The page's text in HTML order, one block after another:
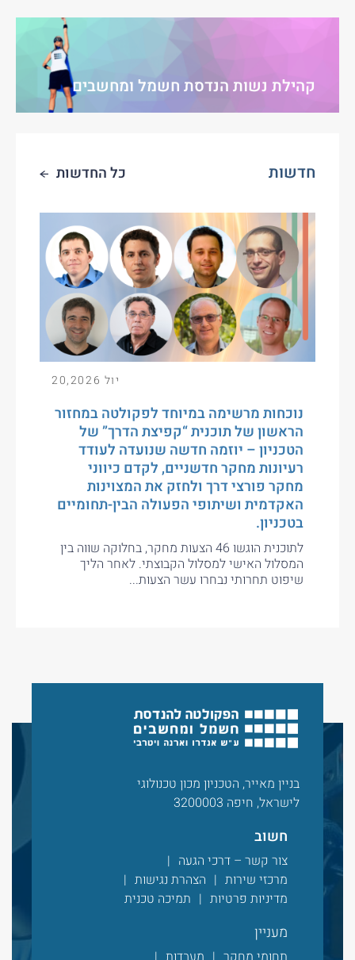
קהילת נשות הנדסת חשמל ומחשבים
חדשות כל החדשות
יול 20,2026
נוכחות מרשימה במיוחד לפקולטה במחזור
הראשון של תוכנית “קפיצת הדרך” של
הטכניון – יוזמה חדשה שנועדה לעודד
רעיונות מחקר חדשניים, לקדם כיווני
מחקר פורצי דרך ולחזק את המצוינות
האקדמית ושיתופי הפעולה הבין-תחומיים
בטכניון.
לתוכנית הוגשו 46 הצעות מחקר, בחלוקה שווה בין
המסלול האישי למסלול הקבוצתי. לאחר הליך
שיפוט תחרותי נבחרו עשר הצעות...
בניין מאייר, הטכניון מכון טכנולוגי
לישראל, חיפה 3200003
חשוב
צור קשר – דרכי הגעה
מרכזי שירות
הצהרת נגישות
מדיניות פרטיות
תמיכה טכנית
מעניין